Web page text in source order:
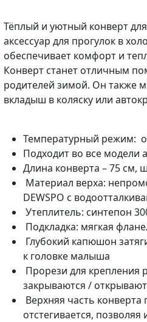
Тёплый и уютный конверт
аксессуар для прогулок в
обеспечивает комфорт и
Конверт станет отличным
родителей зимой. Он также
вкладыш в коляску или
Температурный режим:
Подходит во все модели
Длина конверта – 75 см,
Материал верха:
DEWSPO с
Утеплитель: синтепон
Подкладка: мягкая
Глубокий капюшон
к головке малыша
Прорези для крепления
закрываются /
Верхняя часть
отстегивается,